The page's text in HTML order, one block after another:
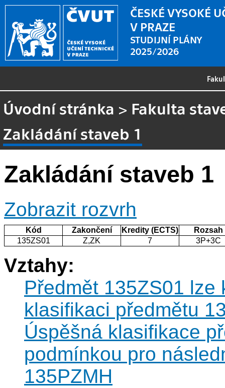
ČESKÉ VYSOKÉ
V PRAZE
STUDIJNÍ PLÁNY
2025/2026
Úvodní stránka > Fakulta
Zakládání staveb 1
Zakládání staveb 1
Zobrazit rozvrh
Kód Zakončení Kredity (ECTS)
Rozsah
135ZS01
Z,ZK 7 3P+3C
Vztahy:
Předmět 135ZS01
klasifikaci předmětu
Úspěšná klasifikace
podmínkou pro
135PZMH